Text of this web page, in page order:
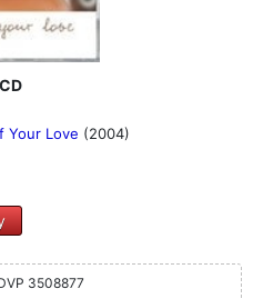
Your Love (2004)
3508877